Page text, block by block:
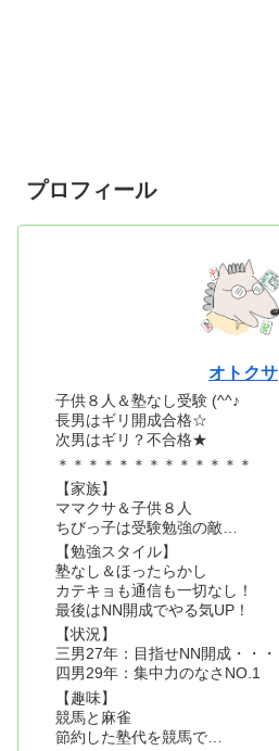
プロフィール
オトクサ
子供８人＆塾なし受験 (^^♪
長男はギリ開成合格☆
次男はギリ？不合格★
＊＊＊＊＊＊＊＊＊＊＊＊＊
【家族】
ママクサ＆子供８人
ちびっ子は受験勉強の敵…
【勉強スタイル】
塾なし＆ほったらかし
カテキョも通信も一切なし！
最後はNN開成でやる気UP！
【状況】
三男27年：目指せNN開成・・・
四男29年：集中力のなさNO.1
【趣味】
競馬と麻雀
節約した塾代を競馬で…